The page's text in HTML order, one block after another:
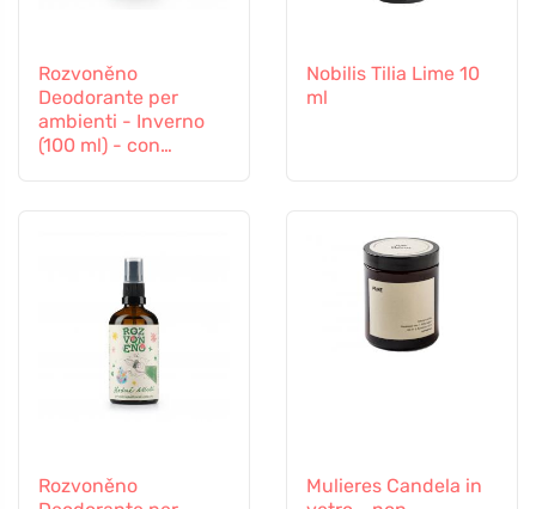
Rozvoněno
Deodorante per
ambienti - Inverno
(100 ml) - con
Nobilis Tilia Lime 10
ml
Rozvoněno
Mulieres Candela in